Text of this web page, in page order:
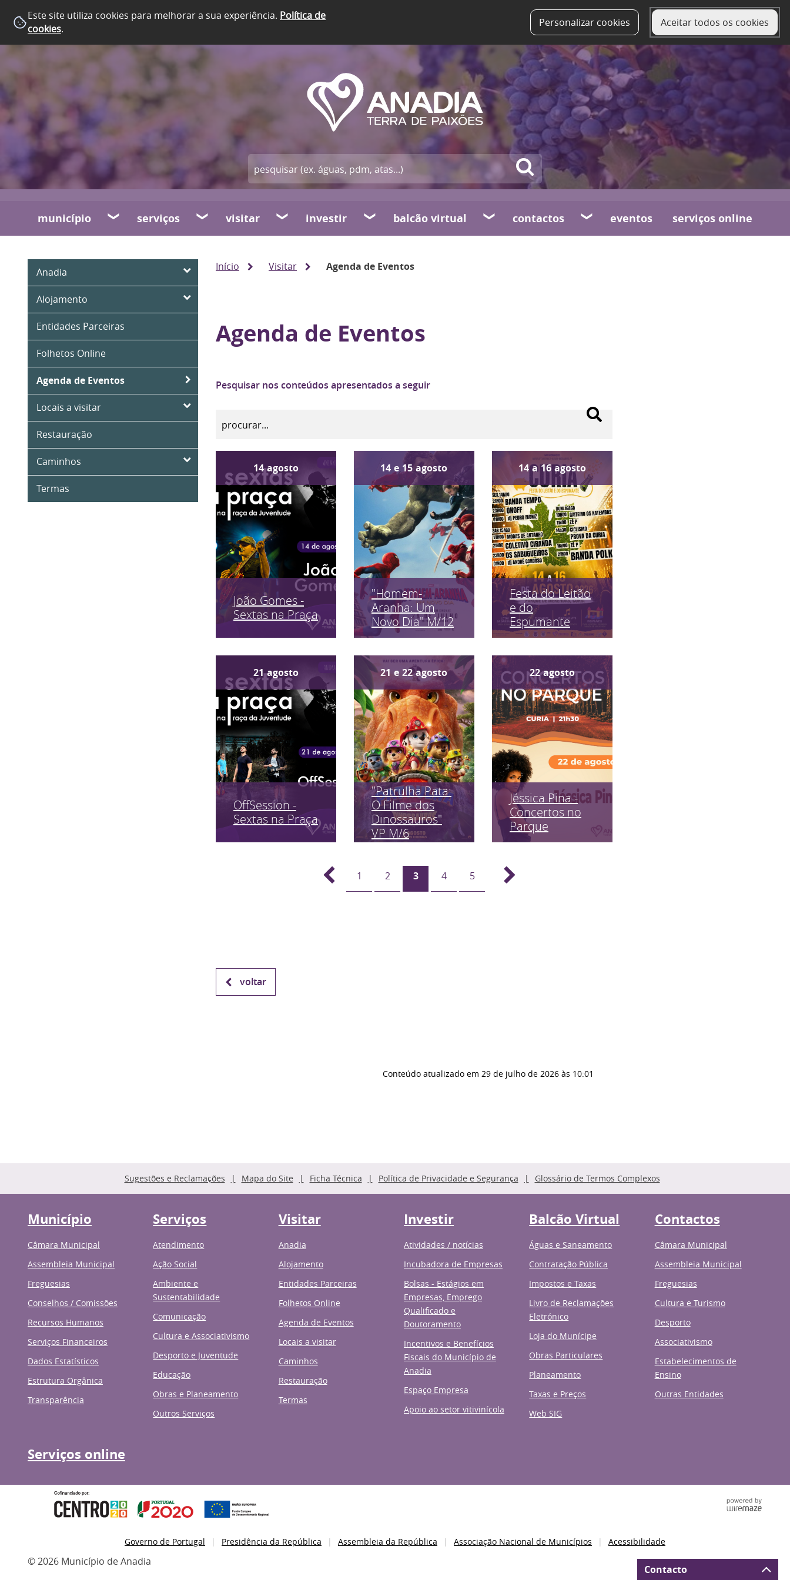
Este site utiliza cookies para melhorar a sua experiência. Política de
cookies. Personalizar cookies Aceitar todos os cookies
município serviços visitar investir balcão virtual contactos eventos serviços online
Anadia
Alojamento
Entidades Parceiras
Folhetos Online
Agenda de Eventos
Locais a visitar
Restauração
Caminhos
Termas
Início Visitar Agenda de Eventos
Agenda de Eventos
Pesquisar nos conteúdos apresentados a seguir
14 agosto
João Gomes -
Sextas na Praça
14 e 15 agosto
"Homem-
Aranha: Um
Novo Dia" M/12
14 a 16 agosto
Festa do Leitão
e do
Espumante
21 agosto
OffSession -
Sextas na Praça
21 e 22 agosto
"Patrulha Pata:
O Filme dos
Dinossauros"
VP M/6
22 agosto
Jéssica Pina -
Concertos no
Parque
1 2 3 4 5
voltar
Conteúdo atualizado em 29 de julho de 2026 às 10:01
Sugestões e Reclamações Mapa do Site Ficha Técnica Política de Privacidade e Segurança Glossário de Termos Complexos
Município
Câmara Municipal
Assembleia Municipal
Freguesias
Conselhos / Comissões
Recursos Humanos
Serviços Financeiros
Dados Estatísticos
Estrutura Orgânica
Transparência
Serviços
Atendimento
Ação Social
Ambiente e
Sustentabilidade
Comunicação
Cultura e Associativismo
Desporto e Juventude
Educação
Obras e Planeamento
Outros Serviços
Visitar
Anadia
Alojamento
Entidades Parceiras
Folhetos Online
Agenda de Eventos
Locais a visitar
Caminhos
Restauração
Termas
Investir
Atividades / notícias
Incubadora de Empresas
Bolsas - Estágios em
Empresas, Emprego
Qualificado e
Doutoramento
Incentivos e Benefícios
Fiscais do Município de
Anadia
Espaço Empresa
Apoio ao setor vitivinícola
Balcão Virtual
Águas e Saneamento
Contratação Pública
Impostos e Taxas
Livro de Reclamações
Eletrónico
Loja do Munícipe
Obras Particulares
Planeamento
Taxas e Preços
Web SIG
Contactos
Câmara Municipal
Assembleia Municipal
Freguesias
Cultura e Turismo
Desporto
Associativismo
Estabelecimentos de
Ensino
Outras Entidades
Serviços online
Governo de Portugal Presidência da República Assembleia da República Associação Nacional de Municípios Acessibilidade
© 2026 Município de Anadia
Contacto